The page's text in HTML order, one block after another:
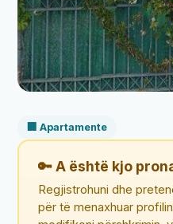
🏢 Apartamente
🔑 A është kjo
Regjistrohuni dhe
për të menaxhuar